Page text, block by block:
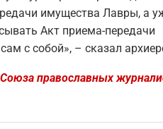
имущества Лавры, а
Акт приема-передачи
с собой», – сказал
Союза православных